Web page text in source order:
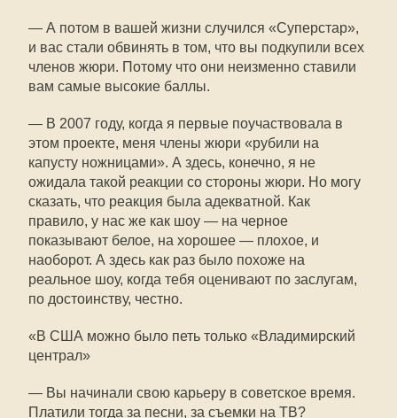
— А потом в вашей жизни случился «Суперстар»,
и вас стали обвинять в том, что вы подкупили всех
членов жюри. Потому что они неизменно ставили
вам самые высокие баллы.
— В 2007 году, когда я первые поучаствовала в
этом проекте, меня члены жюри «рубили на
капусту ножницами». А здесь, конечно, я не
ожидала такой реакции со стороны жюри. Но могу
сказать, что реакция была адекватной. Как
правило, у нас же как шоу — на черное
показывают белое, на хорошее — плохое, и
наоборот. А здесь как раз было похоже на
реальное шоу, когда тебя оценивают по заслугам,
по достоинству, честно.
«В США можно было петь только «Владимирский
централ»
— Вы начинали свою карьеру в советское время.
Платили тогда за песни, за съемки на ТВ?